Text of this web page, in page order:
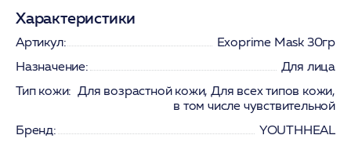
Характеристики
Артикул:
Exoprime Mask 30гр
Назначение:
Для лица
Тип кожи: Для возрастной кожи, Для всех типов кожи,
в том числе чувствительной
Бренд:
YOUTHHEAL